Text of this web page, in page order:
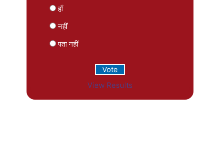
हाँ
नहीं
पता नहीं
View Results